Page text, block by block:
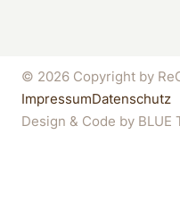
© 2026 Copyright by
ImpressumDatenschutz
Design & Code by BLUE